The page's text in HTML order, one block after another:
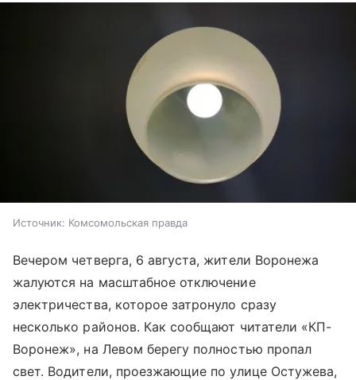
Источник: Комсомольская правда
Вечером четверга, 6 августа, жители Воронежа
жалуются на масштабное отключение
электричества, которое затронуло сразу
несколько районов. Как сообщают читатели «КП-
Воронеж», на Левом берегу полностью пропал
свет. Водители, проезжающие по улице Остужева,